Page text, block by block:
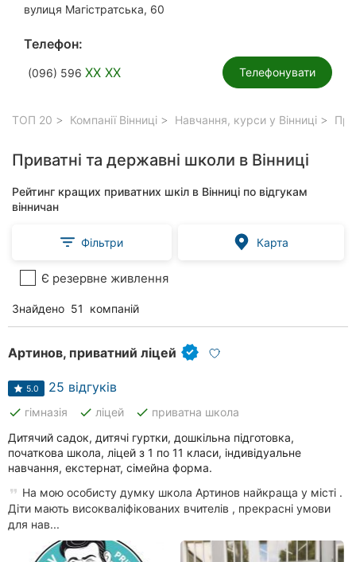
вулиця Магістратська, 60
Телефон:
(096) 596 XX XX Телефонувати
ТОП 20 Компанії Вінниці Навчання, курси у Вінниці
Приватні та державні школи в Вінниці
Рейтинг кращих приватних шкіл в Вінниці по відгукам
вінничан
Фільтри Карта
Є резервне живлення
Знайдено 51 компаній
Артинов, приватний ліцей
5.0 25 відгуків
done гімназія done ліцей done приватна школа
Дитячий садок, дитячі гуртки, дошкільна підготовка,
початкова школа, ліцей з 1 по 11 класи, індивідуальне
навчання, екстернат, сімейна форма.
На мою особисту думку школа Артинов найкраща у місті .
Діти мають високваліфікованих вчителів , прекрасні умови
для нав...